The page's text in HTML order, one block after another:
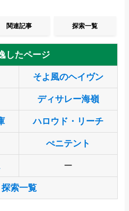
関連記事 探索一覧
したページ
そよ風のヘイヴン
ディサレー海嶺
ハロウド・リーチ
ぺニテント
ー
探索一覧